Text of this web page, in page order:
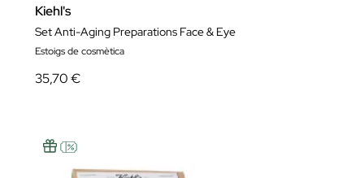
Kiehl's
Set Anti-Aging Preparations Face & Eye
Estoigs de cosmètica
35,70 €